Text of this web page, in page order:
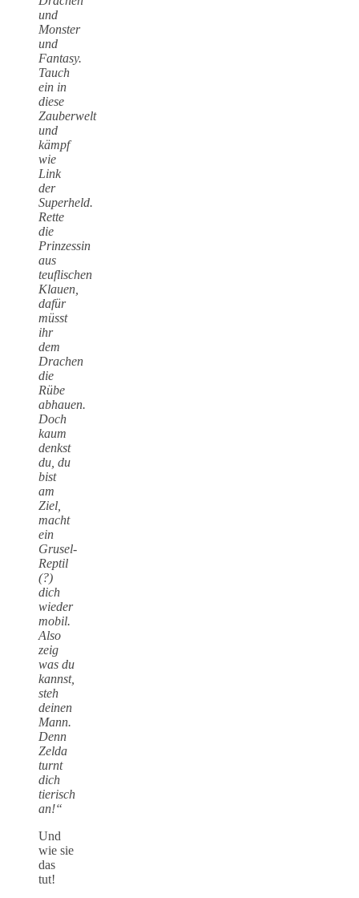
und
Monster
und
Fantasy.
Tauch
ein in
diese
Zauberwelt
und
kämpf
wie
Link
der
Superheld.
Rette
die
Prinzessin
aus
teuflischen
Klauen,
dafür
müsst
ihr
dem
Drachen
die
Rübe
abhauen.
Doch
kaum
denkst
du, du
bist
am
Ziel,
macht
ein
Grusel-
Reptil
(?)
dich
wieder
mobil.
Also
zeig
was du
kannst,
steh
deinen
Mann.
Denn
Zelda
turnt
dich
tierisch
an!“
Und
wie sie
das
tut!